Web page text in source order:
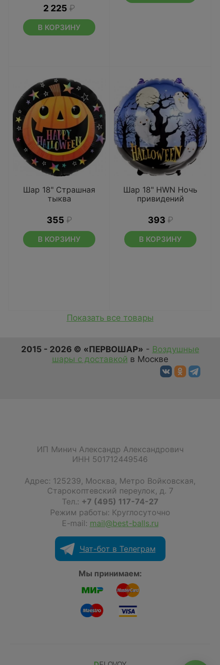
2 225 ₽
В КОРЗИНУ
Шар 18" Страшная
тыква
355 ₽
В КОРЗИНУ
Шар 18" HWN Ночь
привидений
393 ₽
В КОРЗИНУ
Показать все товары
2015 - 2026 © «ПЕРВОШАР» - Воздушные
шары с доставкой в Москве
ИП Минич Александр Александрович
ИНН 501712449546
Адрес: 125239, Москва, Метро Войковская,
Старокоптевский переулок, д. 7
Тел.: +7 (495) 117-74-27
Режим работы: Круглосуточно
E-mail: mail@best-balls.ru
Чат-бот в Телеграм
Мы принимаем: